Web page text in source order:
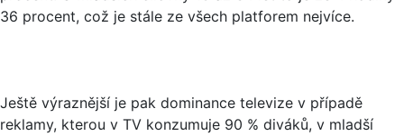
36 procent, což je stále ze všech platforem nejvíce.
Ještě výraznější je pak dominance televize v případě
reklamy, kterou v TV konzumuje 90 % diváků, v mladší